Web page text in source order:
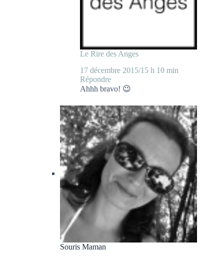
Le Rire des Anges
17 décembre 2015/15 h 10 min
Répondre
Ahhh bravo! 😉
Souris Maman